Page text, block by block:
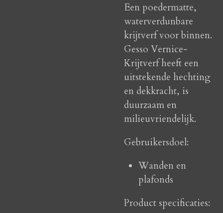
Een poedermatte,
waterverdunbare
krijtverf voor binnen.
Gesso Vernice-
Krijtverf heeft een
uitstekende hechting
en dekkracht, is
duurzaam en
milieuvriendelijk.
Gebruikersdoel:
Wanden en
plafonds
Product specificaties: